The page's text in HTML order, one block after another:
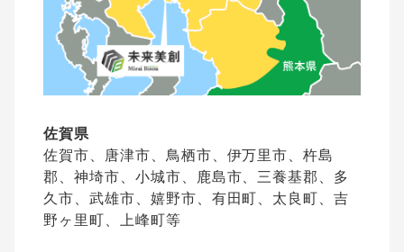
佐賀県
佐賀市、唐津市、鳥栖市、伊万里市、杵島
郡、神埼市、小城市、鹿島市、三養基郡、多
久市、武雄市、嬉野市、有田町、太良町、吉
野ヶ里町、上峰町等